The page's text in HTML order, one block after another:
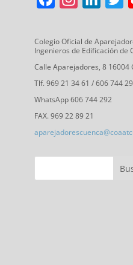
c
e
b
o
s
t
a
g
k
e
d
n
i
t
t
e
Colegio Oficial de
Ingenieros de Edificación de
Calle Aparejadores, 8 16004
Tlf. 969 21 34 61 / 606 744
WhatsApp 606 744 292
FAX. 969 22 89 21